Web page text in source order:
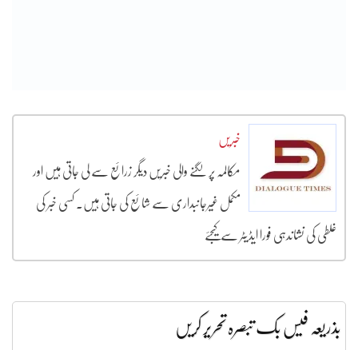
خبریں
مکالمہ پر لگنے والی خبریں دیگر زرائع سے لی جاتی ہیں اور
مکمل غیرجانبداری سے شائع کی جاتی ہیں۔ کسی خبر کی
غلطی کی نشاندہی فورا ایڈیٹر سے کیجئے
بذریعہ فیس بک تبصرہ تحریر کریں